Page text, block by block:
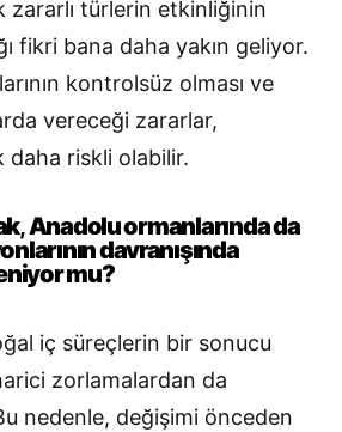
zararlı türlerin etkinliğinin
fikri bana daha yakın geliyor.
kontrolsüz olması ve
vereceği zararlar,
daha riskli olabilir.
,Anadolu ormanlarında da
davranışında
mu?
iç süreçlerin bir sonucu
zorlamalardan da
nedenle, değişimi önceden